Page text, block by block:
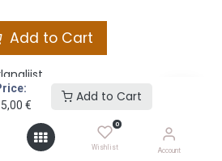
€
Add to Cart
0
Wishlist Account
Add to Cart